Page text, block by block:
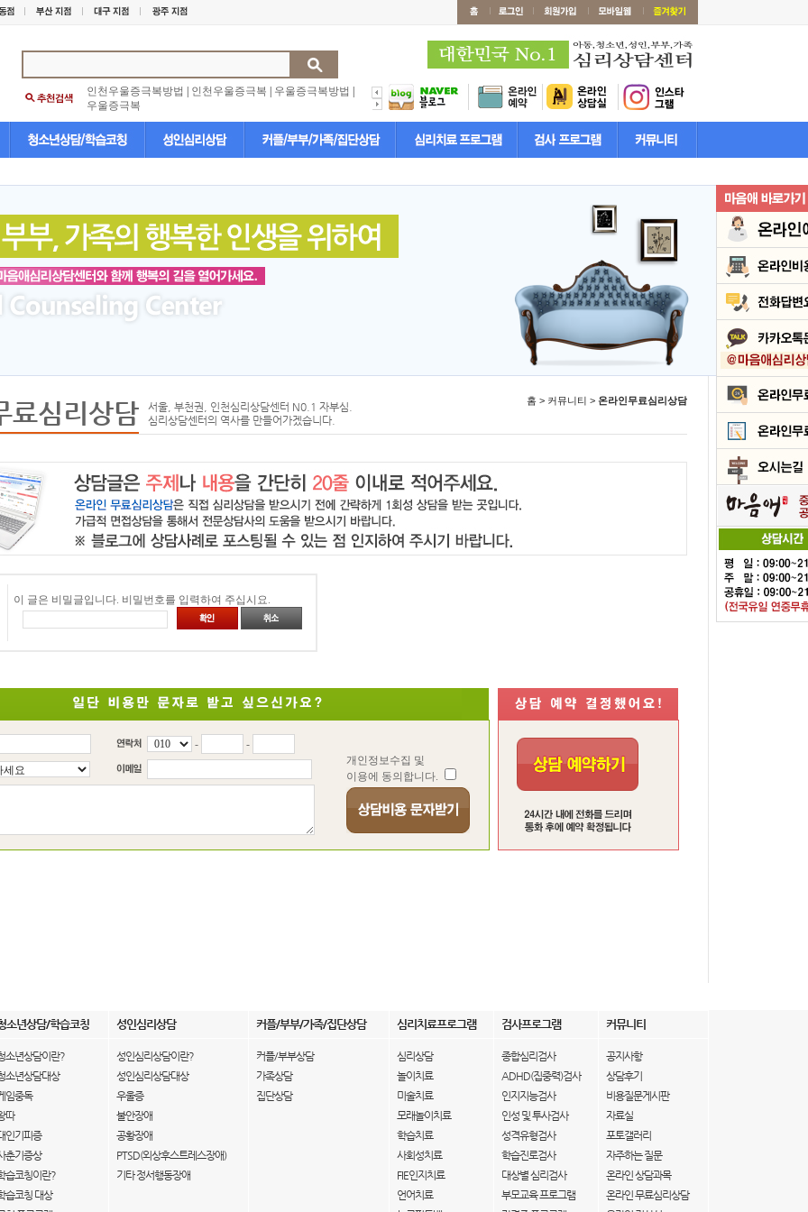
인천우울증극복방법 인천우울증극복 우울증극복방법
우울증극복
료심리상담
서울, 부천권, 인천심리상담센터 N0.1 자부심.
심리상담센터의 역사를 만들어가겠습니다.
홈 > 커뮤니티 > 온라인무료심리상담
이 글은 비밀글입니다. 비밀번호를 입력하여 주십시요.
-
-
개인정보수집 및
이용에 동의합니다.
소년상담/학습코칭 성인심리상담 커플/부부/가족/집단상담 심리치료프로그램 검사프로그램 커뮤니티
소년상담이란?
소년상담대상
임중독
따
인기피증
춘기증상
습코칭이란?
습코칭 대상
성인심리상담이란?
성인심리상담대상
우울증
불안장애
공황장애
PTSD(외상후스트레스장애)
기타 정서행동장애
커플/부부상담
가족상담
집단상담
심리상담
놀이치료
미술치료
모래놀이치료
학습치료
사회성치료
FIE인지치료
언어치료
종합심리검사
ADHD(집중력)검사
인지지능검사
인성 및 투사검사
성격유형검사
학습진로검사
대상별 심리검사
부모교육 프로그램
공지사항
상담후기
비용질문게시판
자료실
포토갤러리
자주하는 질문
온라인 상담과목
온라인 무료심리상담